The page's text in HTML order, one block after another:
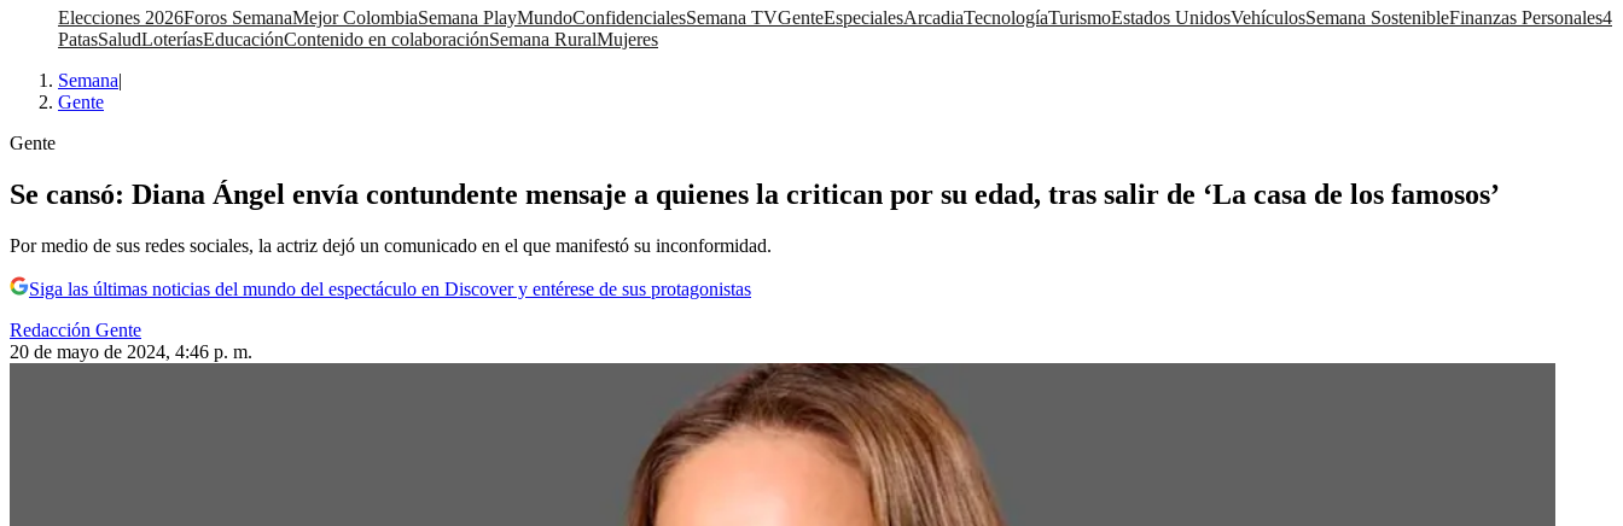
Elecciones 2026Foros SemanaMejor ColombiaSemana PlayMundoConfidencialesSemana TVGenteEspecialesArcadiaTecnologíaTurismoEstados UnidosVehículosSemana SostenibleFinanzas Personales4
PatasSaludLoteríasEducaciónContenido en colaboraciónSemana RuralMujeres
Semana|
Gente
Gente
Se cansó: Diana Ángel envía contundente mensaje a quienes la critican por su edad, tras salir de ‘La casa de los famosos’
Por medio de sus redes sociales, la actriz dejó un comunicado en el que manifestó su inconformidad.
Siga las últimas noticias del mundo del espectáculo en Discover y entérese de sus protagonistas
Redacción Gente
20 de mayo de 2024, 4:46 p. m.